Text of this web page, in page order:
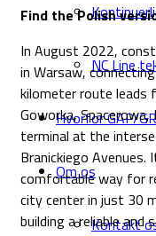
NC Line
Hvorfor GAP/
Om os
Kontakt
Find the Polish
In August 2022,
in Warsaw,
kilometer route leads
Goworka,
terminal at the
Branickiego
comfortable way for
city center in just 30
building a reliable